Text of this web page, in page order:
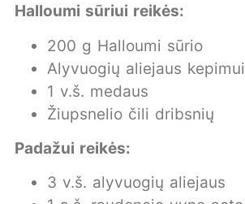
Halloumi sūriui reikės:
200 g Halloumi sūrio
Alyvuogių aliejaus kepimui
1 v.š. medaus
Žiupsnelio čili dribsnių
Padažui reikės:
3 v.š. alyvuogių aliejaus